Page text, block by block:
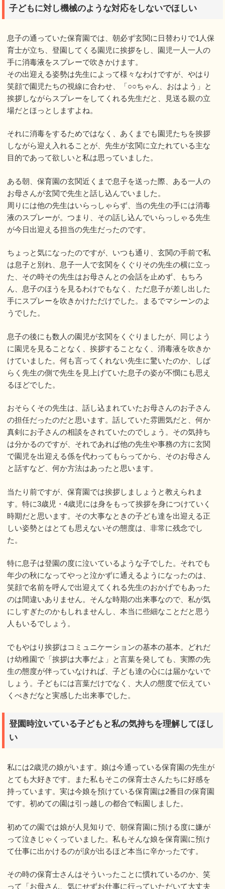
子どもに対し機械のような対応をしないでほしい
息子の通っていた保育園では、朝必ず玄関に日替わりで1人保
育士が立ち、登園してくる園児に挨拶をし、園児一人一人の
手に消毒液をスプレーで吹きかけます。
その出迎える姿勢は先生によって様々なわけですが、やはり
笑顔で園児たちの視線に合わせ、「○○ちゃん、おはよう」と
挨拶しながらスプレーをしてくれる先生だと、見送る親の立
場だとほっとしますよね。
それに消毒をするためではなく、あくまでも園児たちを挨拶
しながら迎え入れることが、先生が玄関に立たれている主な
目的であって欲しいと私は思っていました。
ある朝、保育園の玄関近くまで息子を送った際、ある一人の
お母さんが玄関で先生と話し込んでいました。
周りには他の先生はいらっしゃらず、当の先生の手には消毒
液のスプレーが。つまり、その話し込んでいらっしゃる先生
が今日出迎える担当の先生だったのです。
ちょっと気になったのですが、いつも通り、玄関の手前で私
は息子と別れ、息子一人で玄関をくぐりその先生の横に立っ
た、その時その先生はお母さんとの会話を止めず、もちろ
ん、息子のほうを見るわけでもなく、ただ息子が差し出した
手にスプレーを吹きかけただけでした。まるでマシーンのよ
うでした。
息子の後にも数人の園児が玄関をくぐりましたが、同じよう
に園児を見ることなく、挨拶することなく、消毒液を吹きか
けていました。何も言ってくれない先生に驚いたのか、しば
らく先生の側で先生を見上げていた息子の姿が不憫にも思え
るほどでした。
おそらくその先生は、話し込まれていたお母さんのお子さん
の担任だったのだと思います。話していた雰囲気だと、何か
真剣にお子さんの相談をされていたのでしょう。その気持ち
は分かるのですが、それであれば他の先生や事務の方に玄関
で園児を出迎える係を代わってもらってから、そのお母さん
と話すなど、何か方法はあったと思います。
当たり前ですが、保育園では挨拶しましょうと教えられま
す。特に3歳児・4歳児には身をもって挨拶を身につけていく
時期だと思います。その大事なときの子ども達を出迎える正
しい姿勢とはとても思えないその態度は、非常に残念でし
た。
特に息子は登園の度に泣いているような子でした。それでも
年少の秋になってやっと泣かずに通えるようになったのは、
笑顔で名前を呼んで出迎えてくれる先生のおかげでもあった
のは間違いありません。そんな時期の出来事なので、私が気
にしすぎたのかもしれませんし、本当に些細なことだと思う
人もいるでしょう。
でもやはり挨拶はコミュニケーションの基本の基本。どれだ
け幼稚園で「挨拶は大事だよ」と言葉を発しても、実際の先
生の態度が伴っていなければ、子ども達の心には届かないで
しょう。子どもには言葉だけでなく、大人の態度で伝えてい
くべきだなと実感した出来事でした。
登園時泣いている子どもと私の気持ちを理解してほし
い
私には2歳児の娘がいます。娘は今通っている保育園の先生が
とても大好きです。また私もそこの保育士さんたちに好感を
持っています。実は今娘を預けている保育園は2番目の保育園
です。初めての園は引っ越しの都合で転園しました。
初めての園では娘が人見知りで、朝保育園に預ける度に嫌が
って泣きじゃくっていました。私もそんな娘を保育園に預け
て仕事に出かけるのが涙が出るほど本当に辛かったです。
その時の保育士さんはそういったことに慣れているのか、笑
って「お母さん、気にせずお仕事に行っていただいて大丈夫